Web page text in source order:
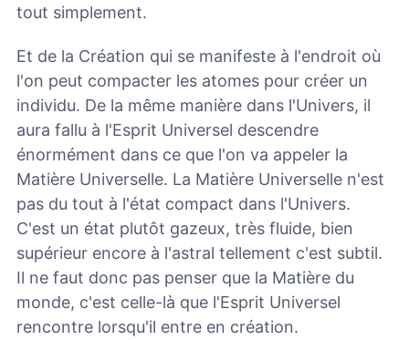
tout simplement.
Et de la Création qui se manifeste à l'endroit où
l'on peut compacter les atomes pour créer un
individu. De la même manière dans l'Univers, il
aura fallu à l'Esprit Universel descendre
énormément dans ce que l'on va appeler la
Matière Universelle. La Matière Universelle n'est
pas du tout à l'état compact dans l'Univers.
C'est un état plutôt gazeux, très fluide, bien
supérieur encore à l'astral tellement c'est subtil.
Il ne faut donc pas penser que la Matière du
monde, c'est celle-là que l'Esprit Universel
rencontre lorsqu'il entre en création.